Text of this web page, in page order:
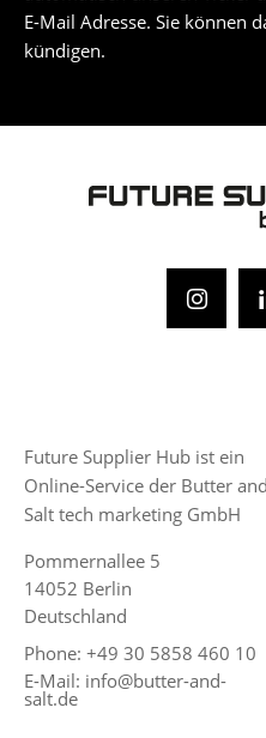
E-Mail Adresse. Sie können
kündigen.
Future Supplier Hub ist ein
Online-Service der Butter and
Salt tech marketing GmbH
Pommernallee 5
14052 Berlin
Deutschland
Phone: +49 30 5858 460 10
E-Mail: info@butter-and-
salt.de